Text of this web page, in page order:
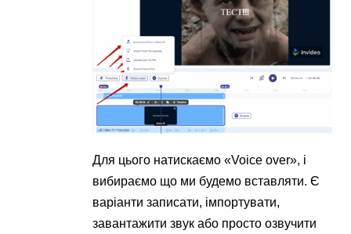
Для цього натискаємо «Voiсe over», і
вибираємо що ми будемо вставляти. Є
варіанти записати, імпортувати,
завантажити звук або просто озвучити